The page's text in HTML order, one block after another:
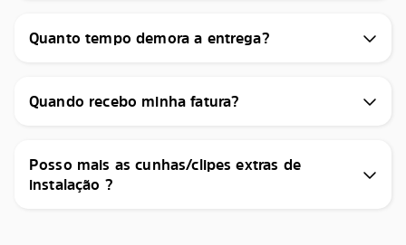
Quanto tempo demora a entrega?
Quando recebo minha fatura?
Posso mais as cunhas/clipes extras de
instalação ?